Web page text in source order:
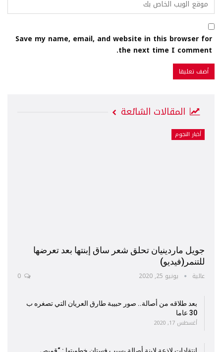
Save my name, email, and website in this browser for
the next time I comment.
المقالات الشائعة
أخبار النجوم
جويل ماردينيان تحلق شعر ساق إبنتها بعد تعرضها
للتنمر(فيديو)
عالية يونيو 25, 2020
بعد طلاقه من أصالة.. صور حبيبة طارق العريان التي تصغره ب
30 عاما
أغسطس 17, 2020